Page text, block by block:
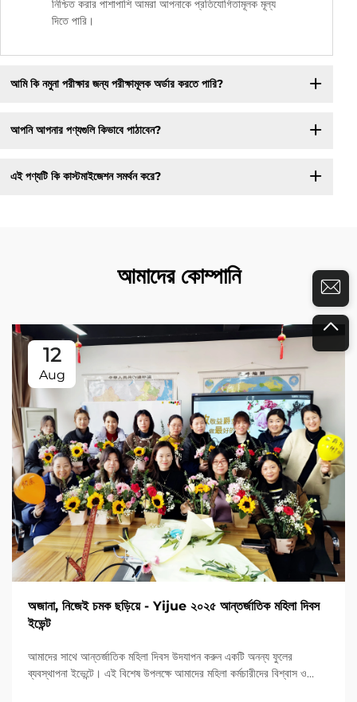
নিশ্চিত করার পাশাপাশি আমরা আপনাকে প্রতিযোগিতামূলক মূল্য
দিতে পারি।
আমি কি নমুনা পরীক্ষার জন্য পরীক্ষামূলক অর্ডার করতে পারি?
আপনি আপনার পণ্যগুলি কিভাবে পাঠাবেন?
এই পণ্যটি কি কাস্টমাইজেশন সমর্থন করে?
আমাদের কোম্পানি
12
Aug
অজানা, নিজেই চমক ছড়িয়ে - Yijue ২০২৫ আন্তর্জাতিক মহিলা দিবস
ইভেন্ট
আমাদের সাথে আন্তর্জাতিক মহিলা দিবস উদযাপন করুন একটি অনন্য ফুলের
ব্যবস্থাপনা ইভেন্টে। এই বিশেষ উপলক্ষে আমাদের মহিলা কর্মচারীদের বিশ্বাস ও